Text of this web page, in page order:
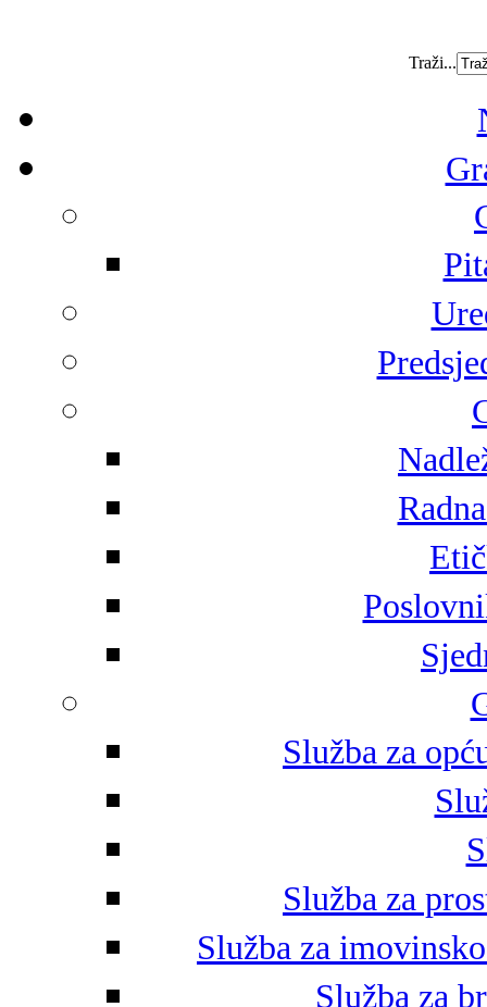
Traži...
Služba za
Služba za
Služba za
Služba za